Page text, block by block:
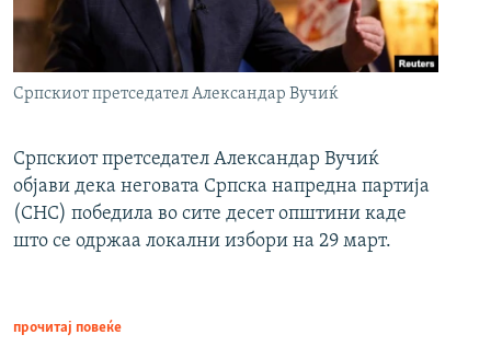
Српскиот претседател Александар Вучиќ
Српскиот претседател Александар Вучиќ
објави дека неговата Српска напредна партија
(СНС) победила во сите десет општини каде
што се одржаа локални избори на 29 март.
прочитај повеќе